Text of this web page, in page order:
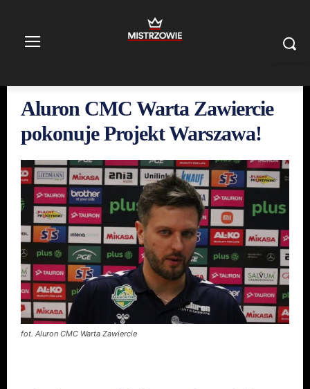
Aluron CMC Warta Zawiercie
pokonuje Projekt Warszawa!
fot. Aluron CMC Warta Zawiercie